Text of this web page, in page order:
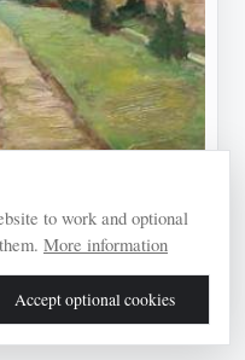
to work and optional
More information
Accept optional cookies